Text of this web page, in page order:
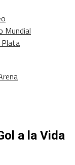
a la Vida